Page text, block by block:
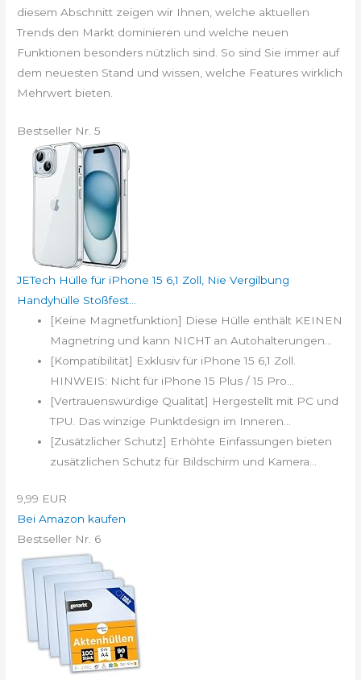
diesem Abschnitt zeigen wir Ihnen, welche aktuellen
Trends den Markt dominieren und welche neuen
Funktionen besonders nützlich sind. So sind Sie immer auf
dem neuesten Stand und wissen, welche Features wirklich
Mehrwert bieten.
Bestseller Nr. 5
JETech Hülle für iPhone 15 6,1 Zoll, Nie Vergilbung
Handyhülle Stoßfest...
[Keine Magnetfunktion] Diese Hülle enthält KEINEN
Magnetring und kann NICHT an Autohalterungen...
[Kompatibilität] Exklusiv für iPhone 15 6,1 Zoll.
HINWEIS: Nicht für iPhone 15 Plus / 15 Pro...
[Vertrauenswürdige Qualität] Hergestellt mit PC und
TPU. Das winzige Punktdesign im Inneren...
[Zusätzlicher Schutz] Erhöhte Einfassungen bieten
zusätzlichen Schutz für Bildschirm und Kamera...
9,99 EUR
Bei Amazon kaufen
Bestseller Nr. 6